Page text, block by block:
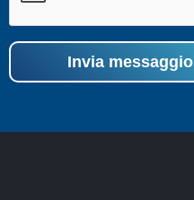
Invia messaggio